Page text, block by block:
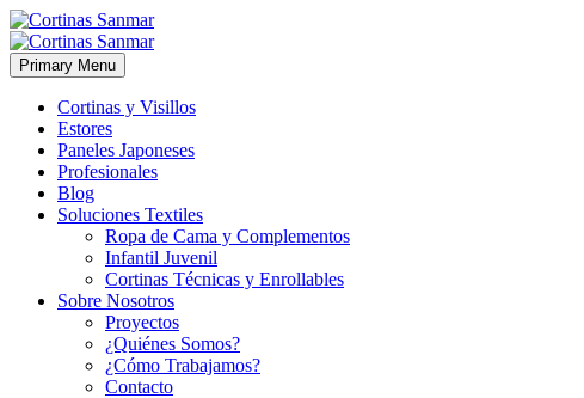
Primary Menu
Cortinas y Visillos
Estores
Paneles Japoneses
Profesionales
Blog
Soluciones Textiles
Ropa de Cama y Complementos
Infantil Juvenil
Cortinas Técnicas y Enrollables
Sobre Nosotros
Proyectos
¿Quiénes Somos?
¿Cómo Trabajamos?
Contacto